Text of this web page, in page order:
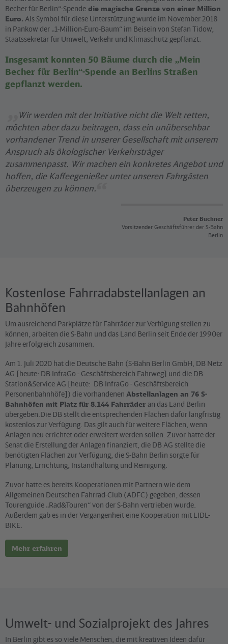
Becher für Berlin“-Spende die magische Grenze von einer Million
Euro. Als Symbol für diese Unterstützung wurde im November 2018
in Pankow der „1-Million-Euro-Baum“ im Beisein von Stefan Tidow,
Staatssekretär für Umwelt, Verkehr und Klimaschutz gepflanzt.
Insgesamt konnten 50 Bäume durch die „Mein
Becher für Berlin“-Spende an Berlins Straßen
gepflanzt werden.
Wir werden mit der Initiative nicht die Welt retten,
möchten aber dazu beitragen, dass ein unübersehbar
vorhandener Trend in unserer Gesellschaft mit unserem
Anspruch als ökologischer Verkehrsträger
zusammenpasst. Wir machen ein konkretes Angebot und
hoffen, die Kaffeegenießer unter unseren Fahrgästen
überzeugen zu können.
Peter Buchner
Vorsitzender Geschäftsführer der S-Bahn
Berlin
Kostenlose Fahrradabstellanlagen an
Bahnhöfen
Um ausreichend Parkplätze für Fahrräder zur Verfügung stellen zu
können, arbeiten die S-Bahn und das Land Berlin seit Ende der 1990er
Jahre erfolgreich zusammen.
Am 1. Juli 2020 hat die Deutsche Bahn (S-Bahn Berlin GmbH, DB Netz
AG [heute: DB InfraGo - Geschäftsbereich Fahrweg] und die DB
Station&Service AG [heute: DB InfraGo - Geschäftsbereich
Personenbahnhöfe]) die vorhandenen Abstellanlagen an 76 S-
Bahnhöfen mit Platz für 8.144 Fahrräder an das Land Berlin
übergeben.Die DB stellt die entsprechenden Flächen dafür langfristig
kostenlos zur Verfügung. Das gilt auch für weitere Flächen, wenn
Anlagen neu errichtet oder erweitert werden sollen. Zuvor hatte der
Senat die Erstellung der Anlagen finanziert, die DB AG stellte die
benötigten Flächen zur Verfügung, die S-Bahn Berlin sorgte für
Planung, Errichtung, Instandhaltung und Reinigung.
Zuvor hatte es bereits Kooperationen mit Partnern wie dem
Allgemeinen Deutschen Fahrrad-Club (ADFC) gegeben, dessen
Tourenguide „Rad&Touren“ von der S-Bahn vertrieben wurde.
Außerdem gab es in der Vergangenheit eine Kooperation mit LIDL-
BIKE.
Mehr erfahren
Umwelt- und Sozialprojekt des Jahres
In Berlin gibt es so viele Menschen, die mit kreativen Ideen dafür